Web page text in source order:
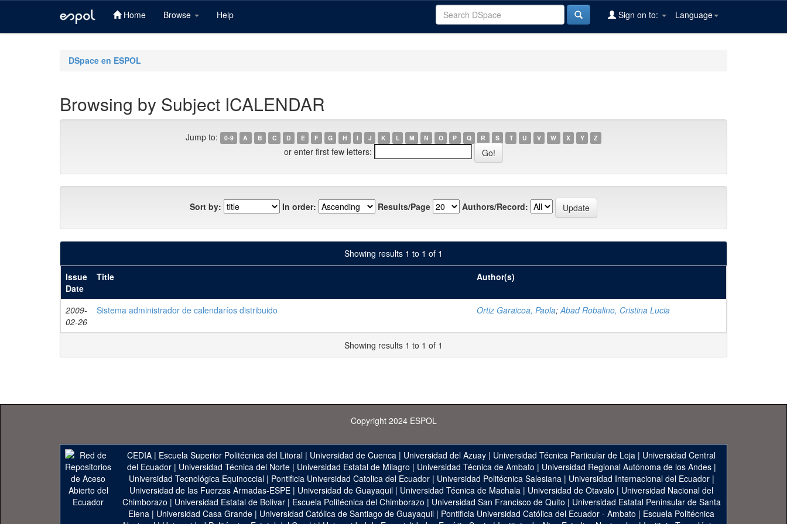
Home Browse Help Language
Sign on to:
DSpace en ESPOL
Browsing by Subject ICALENDAR
Jump to: 0-9 A B C D E F G H I J K L M N O P Q R S T U V W X Y Z
or enter first few letters:
Sort by: In order: Results/Page Authors/Record:
Showing results 1 to 1 of 1
Issue
Date
Title Author(s)
2009-
02-26
Sistema administrador de calendaríos distribuido Ortiz Garaicoa, Paola;Abad Robalino, Cristina Lucia
Showing results 1 to 1 of 1
Copyright 2024 ESPOL
CEDIA | Escuela Superior Politécnica del Litoral | Universidad de Cuenca | Universidad del Azuay | Universidad Técnica Particular de Loja | Universidad Central
del Ecuador| Universidad Técnica del Norte| Universidad Estatal de Milagro | Universidad Técnica de Ambato | Universidad Regional Autónoma de los Andes|
Universidad Tecnológica Equinoccial| Pontificia Universidad Catolica del Ecuador| Universidad Politécnica Salesiana| Universidad Internacional del Ecuador|
Universidad de las Fuerzas Armadas-ESPE | Universidad de Guayaquil | Universidad Técnica de Machala | Universidad de Otavalo | Universidad Nacional del
Chimborazo | Universidad Estatal de Bolivar| Escuela Politécnica del Chimborazo | Universidad San Francisco de Quito | Universidad Estatal Peninsular de Santa
Elena | Universidad Casa Grande | Universidad Católica de Santiago de Guayaquil | Pontificia Universidad Católica del Ecuador - Ambato | Escuela Politécnica